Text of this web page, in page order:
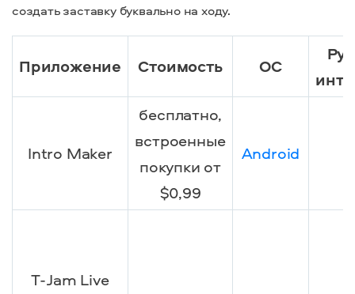
создать заставку буквально на ходу.
Приложение Стоимость ОС
Intro Maker
бесплатно,
встроенные
покупки от
$0,99
Android
T-Jam Live